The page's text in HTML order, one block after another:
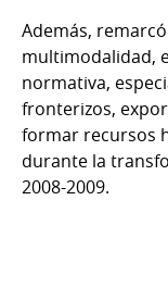
Además,
multimodalidad,
normativa,
fronterizos,
formar recursos
durante la
2008-2009.